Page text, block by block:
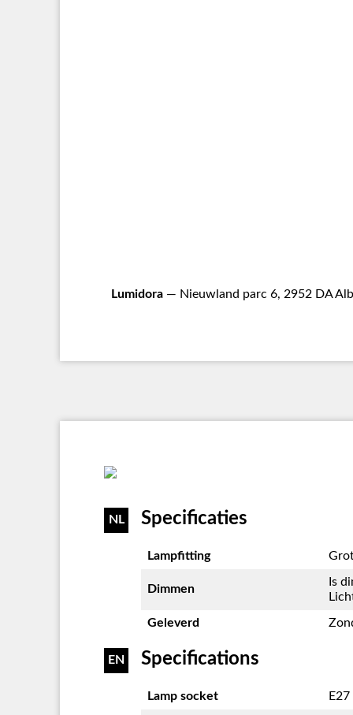
Lumidora — Nieuwland parc 6, 2952 DA
NL Specificaties
Lampfitting
Dimmen
Is
Geleverd
EN Specifications
Lamp socket